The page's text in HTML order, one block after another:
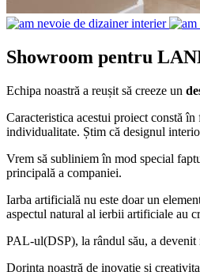
Showroom pentru
Echipa noastră a reușit să creeze un
Caracteristica acestui proiect constă
individualitate. Știm că designul
Vrem să subliniem în mod special
principală a companiei.
Iarba artificială nu este doar un
aspectul natural al ierbii artificiale au
PAL-ul(DSP), la rândul său, a devenit
Dorința noastră de inovație și